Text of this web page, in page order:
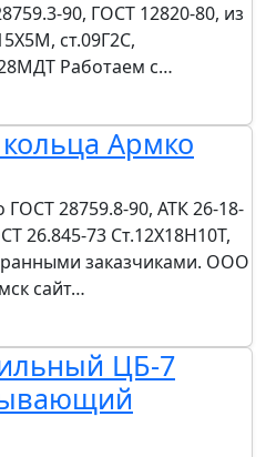
90, ГОСТ 12820-80, из
ст.09Г2С,
Работаем с…
Армко
28759.8-90, АТК 26-18-
26.845-73 Ст.12Х18Н10Т,
заказчиками. ООО
сайт…
ЦБ-7